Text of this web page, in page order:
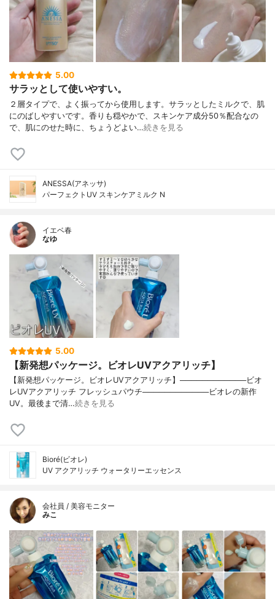
5.00
サラッとして使いやすい。
２層タイプで、よく振ってから使用します。サラッとしたミルクで、肌
にのばしやすいです。香りも穏やかで、スキンケア成分50％配合なの
で、肌にのせた時に、ちょうどよい…続きを見る
ANESSA(アネッサ)
パーフェクトUV スキンケアミルク N
イエベ春
なゆ
5.00
【新発想パッケージ。ビオレUVアクアリッチ】
【新発想パッケージ。ビオレUVアクアリッチ】────────────ビオ
レUVアクアリッチ フレッシュパウチ────────────ビオレの新作
UV。最後まで清…続きを見る
Bioré(ビオレ)
UV アクアリッチ ウォータリーエッセンス
会社員 / 美容モニター
みこ